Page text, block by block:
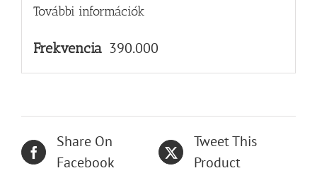
További információk
Frekvencia 390.000
Share On
Facebook
Tweet This
Product